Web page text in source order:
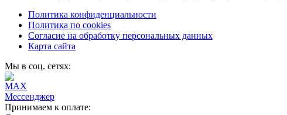
Политика конфиденциальности
Политика по cookies
Согласие на обработку персональных данных
Карта сайта
Мы в соц. сетях:
Принимаем к оплате: